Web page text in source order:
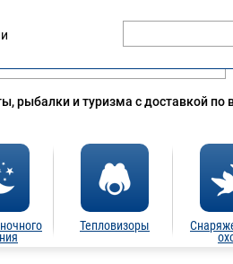
рыбалки и туризма с доставкой по
Тепловизоры